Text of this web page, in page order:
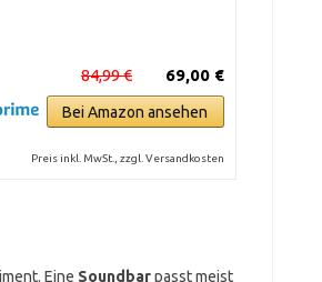
69,00 €
84,99 €
Bei Amazon ansehen
Preis inkl. MwSt., zzgl. Versandkosten
Eine Soundbarpasst meist